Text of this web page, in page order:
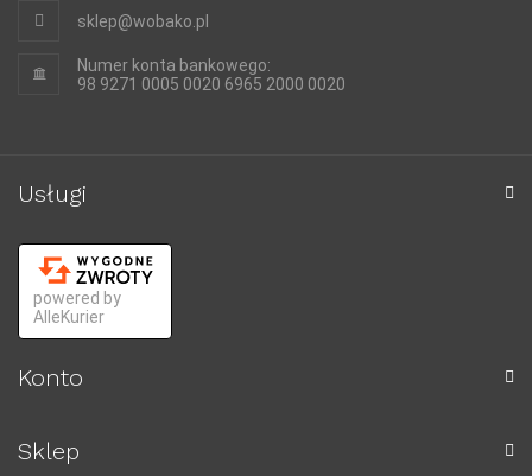
sklep@wobako.pl
Numer konta bankowego:
98 9271 0005 0020 6965 2000 0020
Usługi
powered by
AlleKurier
Konto
Sklep